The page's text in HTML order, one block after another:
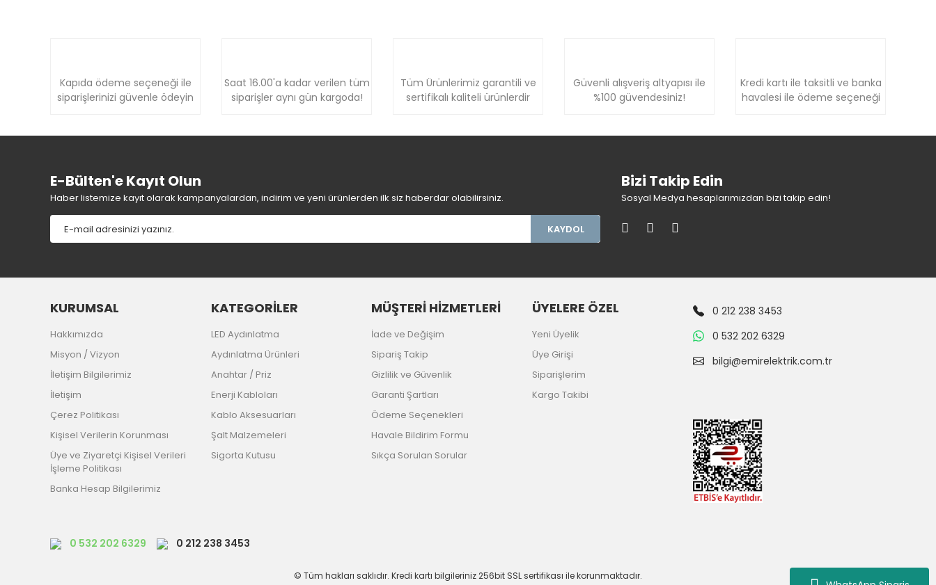
Kapıda ödeme seçeneği ile
siparişlerinizi güvenle ödeyin
Saat 16.00'a kadar verilen tüm
siparişler aynı gün kargoda!
Tüm Ürünlerimiz garantili ve
sertifikalı kaliteli ürünlerdir
Güvenli alışveriş altyapısı ile
%100 güvendesiniz!
Kredi kartı ile taksitli ve banka
havalesi ile ödeme seçeneği
E-Bülten'e Kayıt Olun
Haber listemize kayıt olarak kampanyalardan, indirim ve yeni ürünlerden ilk siz haberdar olabilirsiniz.
KAYDOL
Bizi Takip Edin
Sosyal Medya hesaplarımızdan bizi takip edin!
KURUMSAL
Hakkımızda
Misyon / Vizyon
İletişim Bilgilerimiz
İletişim
Çerez Politikası
Kişisel Verilerin Korunması
Üye ve Ziyaretçi Kişisel Verileri
İşleme Politikası
Banka Hesap Bilgilerimiz
KATEGORİLER
LED Aydınlatma
Aydınlatma Ürünleri
Anahtar / Priz
Enerji Kabloları
Kablo Aksesuarları
Şalt Malzemeleri
Sigorta Kutusu
MÜŞTERİ HİZMETLERİ
İade ve Değişim
Sipariş Takip
Gizlilik ve Güvenlik
Garanti Şartları
Ödeme Seçenekleri
Havale Bildirim Formu
Sıkça Sorulan Sorular
ÜYELERE ÖZEL
Yeni Üyelik
Üye Girişi
Siparişlerim
Kargo Takibi
0 212 238 3453
0 532 202 6329
bilgi@emirelektrik.com.tr
0 532 202 6329 0 212 238 3453
© Tüm hakları saklıdır. Kredi kartı bilgileriniz 256bit SSL sertifikası ile korunmaktadır.